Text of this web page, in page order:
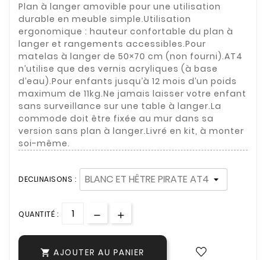
Plan à langer amovible pour une utilisation
durable en meuble simple.Utilisation
ergonomique : hauteur confortable du plan à
langer et rangements accessibles.Pour
matelas à langer de 50×70 cm (non fourni).AT4
n’utilise que des vernis acryliques (à base
d’eau).Pour enfants jusqu’à 12 mois d’un poids
maximum de 11kg.Ne jamais laisser votre enfant
sans surveillance sur une table à langer.La
commode doit être fixée au mur dans sa
version sans plan à langer.Livré en kit, à monter
soi-même.
DECLINAISONS :
QUANTITÉ :
 AJOUTER AU PANIER